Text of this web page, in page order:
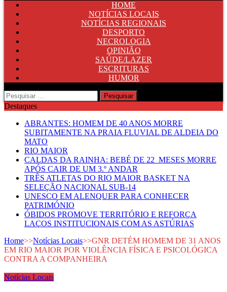
HOME
NOTÍCIAS LOCAIS
NOTÍCIAS REGIONAIS
DESPORTO
NECROLOGIA
OPINIÃO
SAÚDE/LAZER
ESCRITURAS
HUMOR
Pesquisar
por:
Destaques
ABRANTES: HOMEM DE 40 ANOS MORRE
SUBITAMENTE NA PRAIA FLUVIAL DE ALDEIA DO
MATO
RIO MAIOR
CALDAS DA RAINHA: BEBÉ DE 22 MESES MORRE
APÓS CAIR DE UM 3.º ANDAR
TRÊS ATLETAS DO RIO MAIOR BASKET NA
SELEÇÃO NACIONAL SUB-14
UNESCO EM ALENQUER PARA CONHECER
PATRIMÓNIO
ÓBIDOS PROMOVE TERRITÓRIO E REFORÇA
LAÇOS INSTITUCIONAIS COM AS ASTÚRIAS
Home>>Notícias Locais>>GNR DETÉM HOMEM DE 31 ANOS
EM RIO MAIOR POR VIOLÊNCIA FÍSICA E PSICOLÓGICA
CONTRA A COMPANHEIRA
Notícias Locais